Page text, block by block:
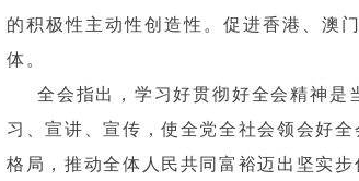
的积极性主动性创造性。促进香港、澳
体。
全会指出，学习好贯彻好全会精神是
习、宣讲、宣传，使全党全社会领会好
格局，推动全体人民共同富裕迈出坚实